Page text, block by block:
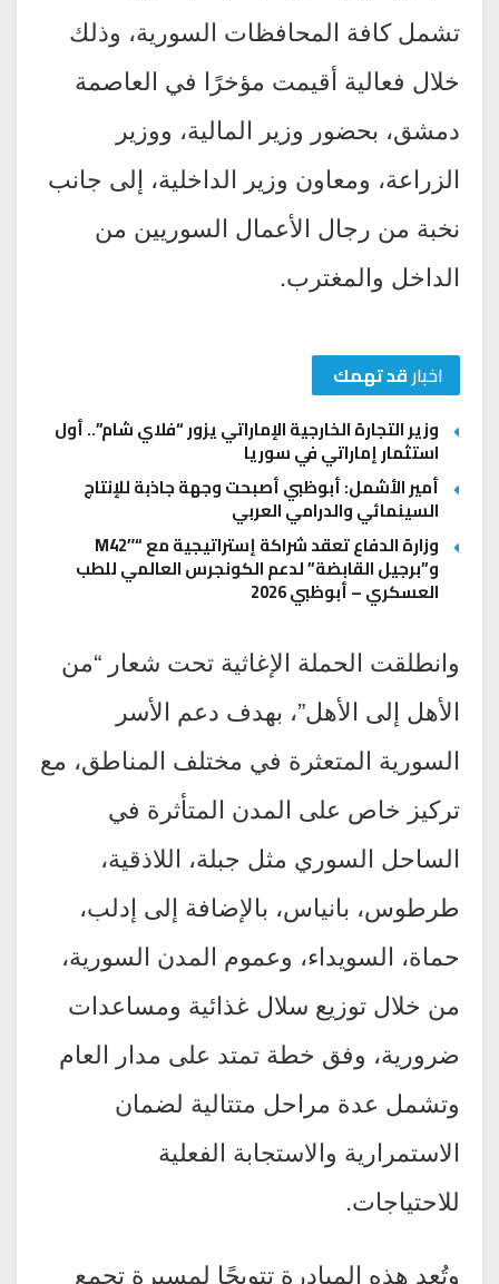
تشمل كافة المحافظات السورية، وذلك
خلال فعالية أقيمت مؤخرًا في العاصمة
دمشق، بحضور وزير المالية، ووزير
الزراعة، ومعاون وزير الداخلية، إلى جانب
نخبة من رجال الأعمال السوريين من
الداخل والمغترب.
اخبارقد تهمك
وزير التجارة الخارجية الإماراتي يزور “فلاي شام”.. أول
استثمار إماراتي في سوريا
أمير الأشمل: أبوظبي أصبحت وجهة جاذبة للإنتاج
السينمائي والدرامي العربي
وزارة الدفاع تعقد شراكة إستراتيجية مع “M42″
و”برجيل القابضة” لدعم الكونجرس العالمي للطب
العسكري – أبوظبي 2026
وانطلقت الحملة الإغاثية تحت شعار “من
الأهل إلى الأهل”، بهدف دعم الأسر
السورية المتعثرة في مختلف المناطق، مع
تركيز خاص على المدن المتأثرة في
الساحل السوري مثل جبلة، اللاذقية،
طرطوس، بانياس، بالإضافة إلى إدلب،
حماة، السويداء، وعموم المدن السورية،
من خلال توزيع سلال غذائية ومساعدات
ضرورية، وفق خطة تمتد على مدار العام
وتشمل عدة مراحل متتالية لضمان
الاستمرارية والاستجابة الفعلية
للاحتياجات.
وتُعد هذه المبادرة تتويجًا لمسيرة تجمع